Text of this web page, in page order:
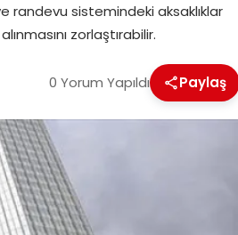
randevu sistemindeki aksaklıklar
zorlaştırabilir.
0 Yorum Yapıldı Paylaş